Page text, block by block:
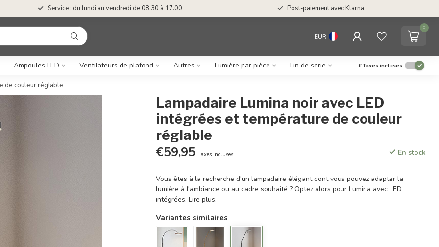
Service : du lundi au vendredi de 08.30 à 17.00 Post-paiement avec Klarna
EUR
0
Ampoules LED Ventilateurs de plafond Autres Lumière par pièce Fin de serie €Taxes incluses
de couleur réglable
Lampadaire Lumina noir avec LED
intégrées et température de couleur
réglable
€59,95 Taxes incluses En stock
Vous êtes à la recherche d'un lampadaire élégant dont vous pouvez adapter la
lumière à l'ambiance ou au cadre souhaité ? Optez alors pour Lumina avec LED
intégrées.Lire plus.
Variantes similaires